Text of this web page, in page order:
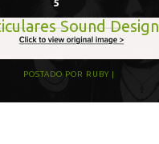
Sound
POSTADO POR RUBY